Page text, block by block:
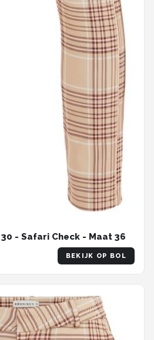
30 - Safari Check - Maat 36
BEKIJK OP BOL